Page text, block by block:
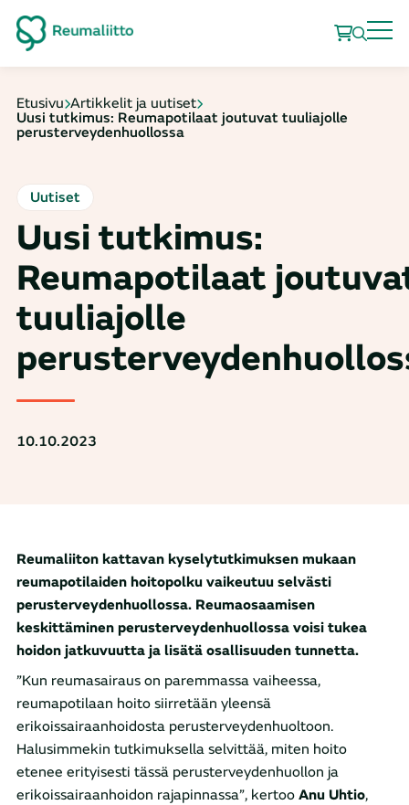
Etusivu Artikkelit ja uutiset
Uusi tutkimus: Reumapotilaat joutuvat tuuliajolle
perusterveydenhuollossa
Uutiset
Uusi tutkimus:
Reumapotilaat
tuuliajolle
10.10.2023
Reumaliiton kattavan kyselytutkimuksen mukaan
reumapotilaiden hoitopolku vaikeutuu selvästi
perusterveydenhuollossa. Reumaosaamisen
keskittäminen perusterveydenhuollossa voisi tukea
hoidon jatkuvuutta ja lisätä osallisuuden tunnetta.
”Kun reumasairaus on paremmassa vaiheessa,
reumapotilaan hoito siirretään yleensä
erikoissairaanhoidosta perusterveydenhuoltoon.
Halusimmekin tutkimuksella selvittää, miten hoito
etenee erityisesti tässä perusterveydenhuollon ja
erikoissairaanhoidon rajapinnassa”, kertoo Anu Uhtio,